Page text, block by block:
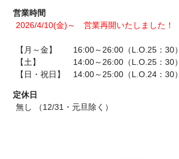
営業時間
2026/4/10(金)～ 営業再開いたしました！
【月～金】 16:00～26:00（L.O.25：30）
【土】 14:00～26:00（L.O.25：30）
【日・祝日】 14:00～25:00（L.O.24：30）
定休日
無し （12/31・元旦除く）